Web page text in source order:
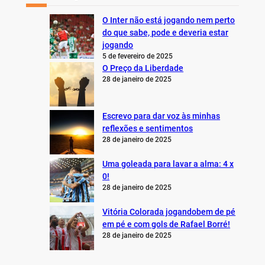
O Inter não está jogando nem perto
do que sabe, pode e deveria estar
jogando
5 de fevereiro de 2025
O Preço da Liberdade
28 de janeiro de 2025
Escrevo para dar voz às minhas
reflexões e sentimentos
28 de janeiro de 2025
Uma goleada para lavar a alma: 4 x
0!
28 de janeiro de 2025
Vitória Colorada jogandobem de pé
em pé e com gols de Rafael Borré!
28 de janeiro de 2025